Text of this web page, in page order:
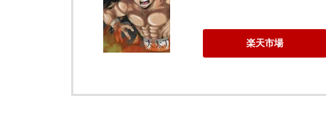
楽天市場